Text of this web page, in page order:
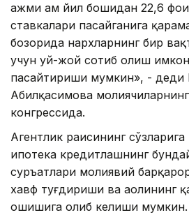
ҳажми ҳам йил бошидан 22,6
ставкалари пасайганига
бозорида нархларнинг бир
учун уй-жой сотиб олиш
пасайтириши мумкин», -
Абилқасимова
конгрессида.
Агентлик раисининг
ипотека кредитлашнинг
суръатлари молиявий
хавф туғдириши ва аҳолининг
ошишига олиб келиши мумкин.